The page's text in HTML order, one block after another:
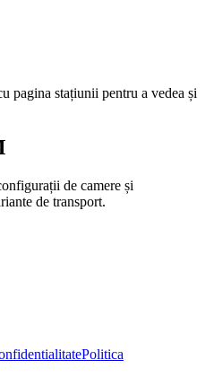
pagina stațiunii pentru a vedea și
de camere și
de transport.
Politica